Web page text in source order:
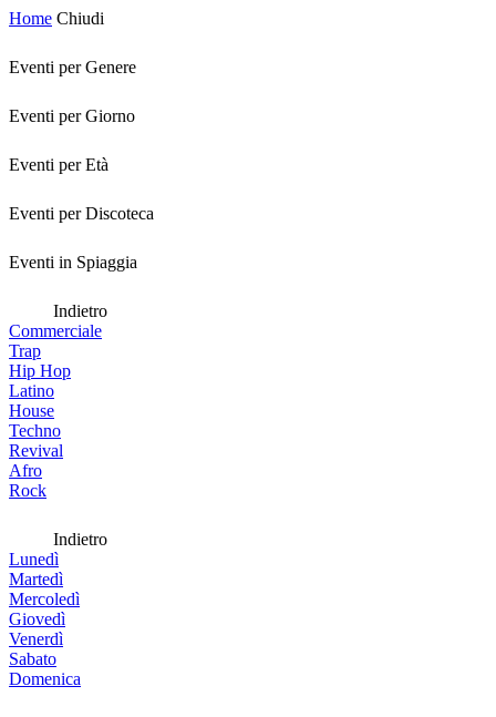
Home Chiudi
Eventi per Genere
Eventi per Giorno
Eventi per Età
Eventi per Discoteca
Eventi in Spiaggia
Indietro
Commerciale
Trap
Hip Hop
Latino
House
Techno
Revival
Afro
Rock
Indietro
Lunedì
Martedì
Mercoledì
Giovedì
Venerdì
Sabato
Domenica